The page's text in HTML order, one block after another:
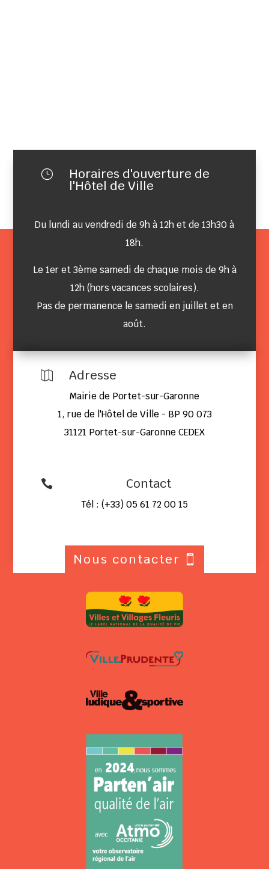
} Horaires d'ouverture de
l'Hôtel de Ville
Du lundi au vendredi de 9h à 12h et de 13h30 à
18h.
Le 1er et 3ème samedi de chaque mois de 9h à
12h (hors vacances scolaires).
Pas de permanence le samedi en juillet et en
août.
 Adresse
Mairie de Portet-sur-Garonne
1, rue de l'Hôtel de Ville - BP 90 073
31121 Portet-sur-Garonne CEDEX
 Contact
Tél : (+33) 05 61 72 00 15
Nous contacter